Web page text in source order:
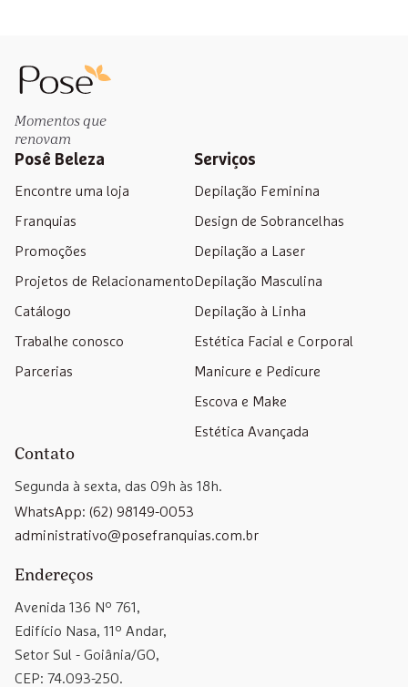
Momentos que
renovam
Posê Beleza
Encontre uma loja
Franquias
Promoções
Projetos de Relacionamento
Catálogo
Trabalhe conosco
Parcerias
Serviços
Depilação Feminina
Design de Sobrancelhas
Depilação a Laser
Depilação Masculina
Depilação à Linha
Estética Facial e Corporal
Manicure e Pedicure
Escova e Make
Estética Avançada
Contato
Segunda à sexta, das 09h às 18h.
WhatsApp: (62) 98149-0053
administrativo@posefranquias.com.br
Endereços
Avenida 136 Nº 761,
Edifício Nasa, 11º Andar,
Setor Sul - Goiânia/GO,
CEP: 74.093-250.